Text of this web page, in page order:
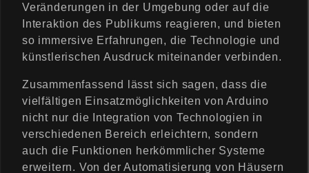
Veränderungen in der Umgebung oder auf die
Interaktion des Publikums reagieren, und bieten
so immersive Erfahrungen, die Technologie und
künstlerischen Ausdruck miteinander verbinden.
Zusammenfassend lässt sich sagen, dass die
vielfältigen Einsatzmöglichkeiten von Arduino
nicht nur die Integration von Technologien in
verschiedenen Bereich erleichtern, sondern
auch die Funktionen herkömmlicher Systeme
erweitern. Von der Automatisierung von Häusern